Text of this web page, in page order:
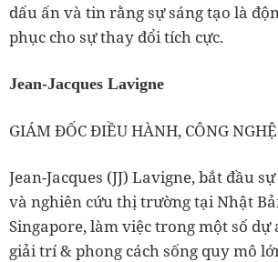
dấu ấn và tin rằng sự sáng tạo là
phục cho sự thay đổi tích cực.
Jean-Jacques Lavigne
GIÁM ĐỐC ĐIỀU HÀNH, CÔNG NGHỆ
Jean-Jacques (JJ) Lavigne, bắt đầu
và nghiên cứu thị trường tại Nhật
Singapore, làm việc trong một số dự
giải trí & phong cách sống quy mô